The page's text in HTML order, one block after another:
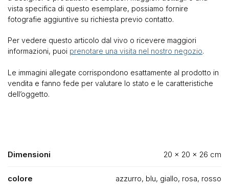
vista specifica di questo esemplare, possiamo fornire
fotografie aggiuntive su richiesta previo contatto.
Per vedere questo articolo dal vivo o ricevere maggiori
informazioni, puoi prenotare una visita nel nostro negozio.
Le immagini allegate corrispondono esattamente al prodotto in
vendita e fanno fede per valutare lo stato e le caratteristiche
dell’oggetto.
Dimensioni 20 × 20 × 26 cm
colore azzurro, blu, giallo, rosa, rosso